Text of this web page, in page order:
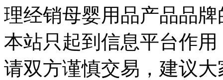
理经销母婴用品产品品
本站只起到信息平台作
请双方谨慎交易，建议